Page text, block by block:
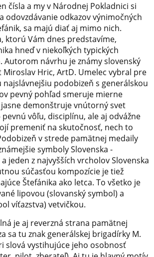
čísla a my v Národnej Pokladnici si
odovzdávanie odkazov výnimočných
sa majú diať aj mimo nich.
ktorú Vám dnes predstavíme,
hneď v niekoľkých typických
Autorom návrhu je známy slovenský
Hric, ArtD. Umelec vybral pre
najslávnejšiu podobizeň s generálskou
pevný pohľad smeruje mierne
demonštruje vnútorný svet
vôľu, disciplínu, ale aj odvážne
premeniť na skutočnosť, nech to
v strede pamätnej medaily
symboly Slovenska -
jeden z najvyšších vrcholov Slovenska
súčasťou kompozície je tiež
Štefánika ako letca. To všetko je
lipovou (slovanský symbol) a
víťazstva) vetvičkou.
je aj reverzná strana pamätnej
sa tu znak generálskej brigadírky M.
slová vystihujúce jeho osobnosť